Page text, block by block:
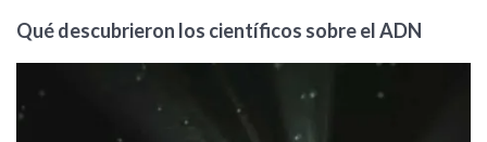
Qué descubrieron los científicos sobre el ADN